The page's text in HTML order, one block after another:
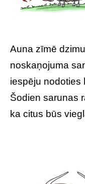
Auna zīmē
noskaņojuma
iespēju nodoties
Šodien sarunas
ka citus būs